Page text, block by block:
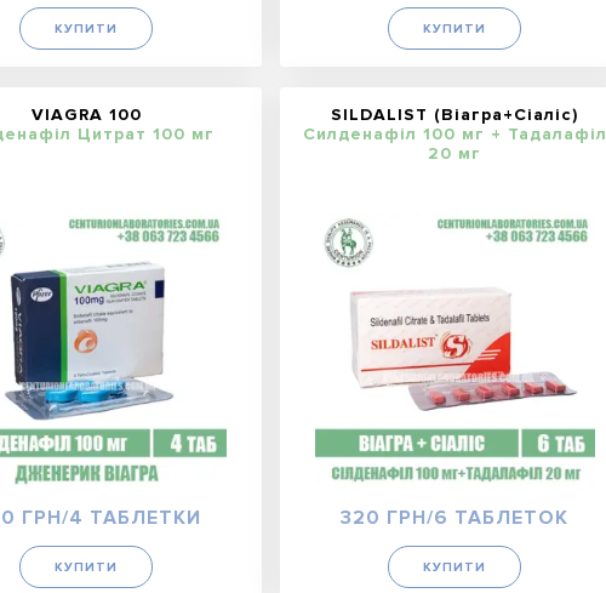
КУПИТИ КУПИТИ
VIAGRA 100
Цитрат 100 мг
ГРН/4 ТАБЛЕТКИ
КУПИТИ
SILDALIST (Віагра+Сіаліс)
Силденафіл 100 мг + Тадалафіл
20 мг
320 ГРН/6 ТАБЛЕТОК
КУПИТИ